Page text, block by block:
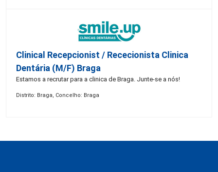
Clinical Recepcionist / Rececionista Clinica
Dentária (M/F) Braga
Estamos a recrutar para a clinica de Braga. Junte-se a nós!
Distrito: Braga, Concelho: Braga